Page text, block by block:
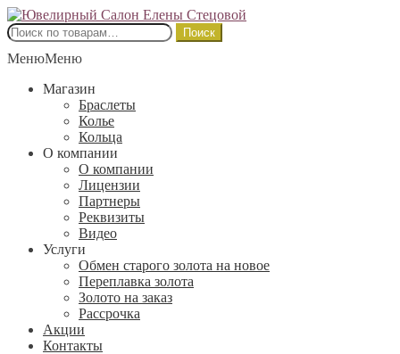
Перейти
к
навигации
Перейти
к
содержимому
Искать: Поиск
МенюМеню
Магазин
Браслеты
Колье
Кольца
О компании
О компании
Лицензии
Партнеры
Реквизиты
Видео
Услуги
Обмен старого золота на новое
Переплавка золота
Золото на заказ
Рассрочка
Акции
Контакты